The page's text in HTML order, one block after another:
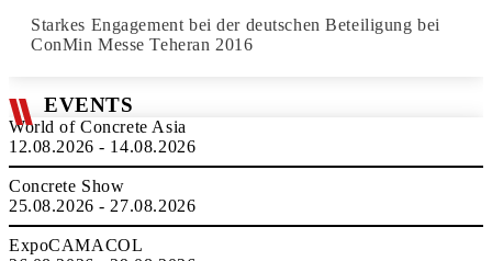
Starkes Engagement bei der deutschen Beteiligung bei
ConMin Messe Teheran 2016
EVENTS
World of Concrete Asia
12.08.2026 - 14.08.2026
Concrete Show
25.08.2026 - 27.08.2026
ExpoCAMACOL